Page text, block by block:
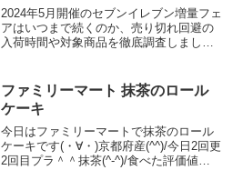
2024年5月開催のセブンイレブン増量フェ
アはいつまで続くのか、売り切れ回避の
入荷時間や対象商品を徹底調査しまし
ないかを実測データで検証。ローソンと
の比較やカロリー情報も網羅した完全ガ
イドです。
ファミリーマート 抹茶のロール
ケーキ
今日はファミリーマートで抹茶のロール
ケーキです(・∀・)京都府産(^^)/今日2回更
2回目プラ＾＾抹茶(^-^)/食べた評価値